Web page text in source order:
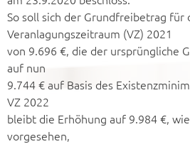
So soll sich der Grundfreibetrag für
Veranlagungszeitraum (VZ) 2021
von 9.696 €, die der ursprüngliche
auf nun
9.744 € auf Basis des
VZ 2022
bleibt die Erhöhung auf 9.984 €,
vorgesehen,